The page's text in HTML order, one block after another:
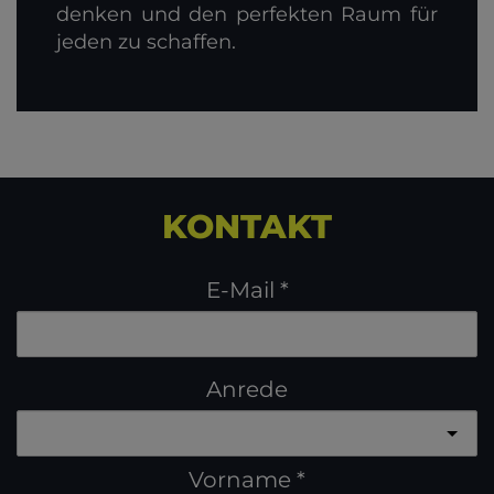
denken und den perfekten Raum für
jeden zu schaffen.
KONTAKT
E-Mail
Anrede
Vorname